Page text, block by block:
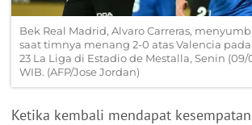
Bek Real Madrid, Alvaro Carreras,
saat timnya menang 2-0 atas Valencia
23 La Liga di Estadio de Mestalla, Senin
WIB. (AFP/Jose Jordan)
Ketika kembali mendapat